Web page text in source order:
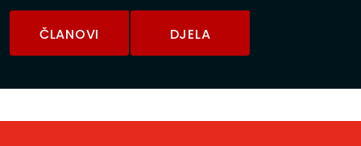
ČLANOVI DJELA